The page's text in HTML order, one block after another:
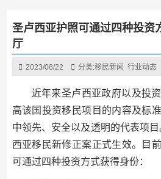
圣卢西亚护照可通过四种投资
厅
2023/08/22 分类:移民新闻 行业动态
近年来圣卢西亚政府以及投
高该国投资移民项目的内容及标
中领先、安全以及透明的代表项
西亚移民新修正案正式生效。目
可通过四种投资方式获得身份：